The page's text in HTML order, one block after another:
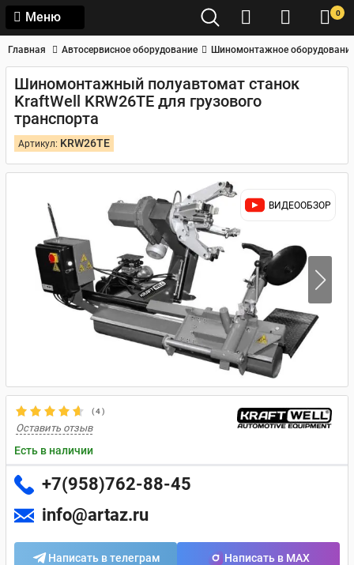
Меню 0
Главная Автосервисное оборудование Шиномонтажное
Шиномонтажный полуавтомат станок
KraftWell KRW26TE для грузового
транспорта
Артикул: KRW26TE
ВИДЕООБЗОР
(4)
Оставить отзыв
Есть в наличии
+7(958)762-88-45
info@artaz.ru
Написать в телеграм Написать в MAX